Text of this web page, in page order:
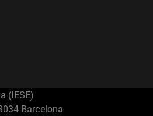
(IESE)
Barcelona